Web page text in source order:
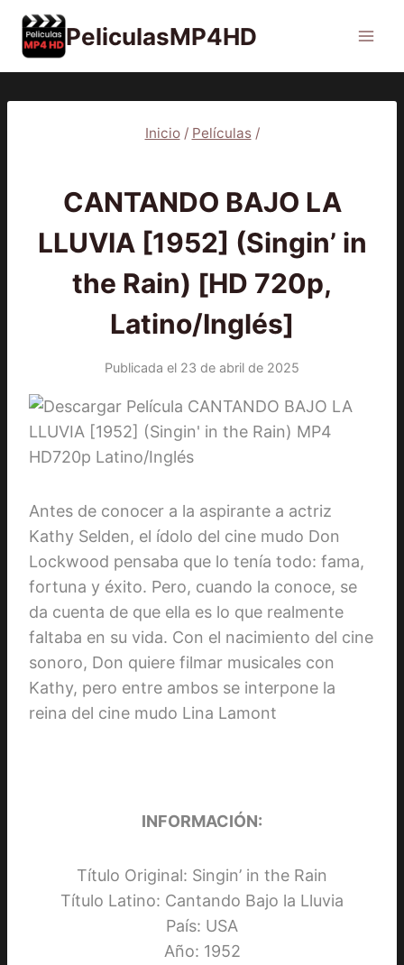
Saltar
contenido
PeliculasMP4HD
Inicio / Películas /
CANTANDO BAJO LA
LLUVIA [1952] (Singin’ in
the Rain) [HD 720p,
Latino/Inglés]
Publicada el 23 de abril de 2025
Antes de conocer a la aspirante a actriz
Kathy Selden, el ídolo del cine mudo Don
Lockwood pensaba que lo tenía todo: fama,
fortuna y éxito. Pero, cuando la conoce, se
da cuenta de que ella es lo que realmente
faltaba en su vida. Con el nacimiento del cine
sonoro, Don quiere filmar musicales con
Kathy, pero entre ambos se interpone la
reina del cine mudo Lina Lamont
INFORMACIÓN:
Título Original: Singin’ in the Rain
Título Latino: Cantando Bajo la Lluvia
País: USA
Año: 1952